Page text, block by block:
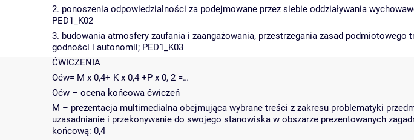
2. ponoszenia odpowiedzialności za podejmowane przez siebie oddziaływania
PED1_K02
3. budowania atmosfery zaufania i zaangażowania, przestrzegania zasad
godności i autonomii; PED1_K03
ĆWICZENIA
Oćw= M x 0,4+ K x 0,4 +P x 0, 2 =…
Oćw – ocena końcowa ćwiczeń
M – prezentacja multimedialna obejmująca wybrane treści z zakresu problematyki
uzasadnianie i przekonywanie do swojego stanowiska w obszarze prezentowanych
końcową: 0,4